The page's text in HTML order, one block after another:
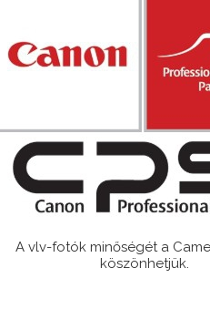
A vlv-fotók minőségét a
köszönhetjük.